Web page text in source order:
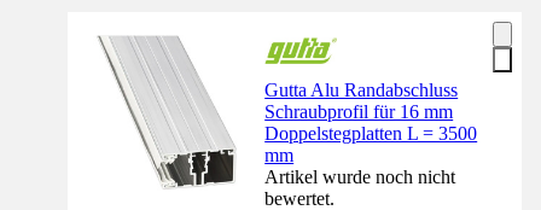
Gutta Alu Randabschluss
Schraubprofil für 16 mm
Doppelstegplatten L = 3500
mm
Artikel wurde noch nicht
bewertet.